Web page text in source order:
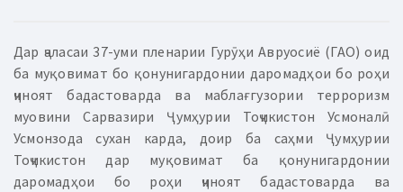
Дар ҷаласаи 37-уми пленарии Гурӯҳи Авруосиё (ГАО) оид
ба муқовимат бо қонунигардонии даромадҳои бо роҳи
ҷиноят бадастоварда ва маблағгузории терроризм
муовини Сарвазири Ҷумҳурии Тоҷикистон Усмоналӣ
Усмонзода сухан карда, доир ба саҳми Ҷумҳурии
Тоҷикистон дар муқовимат ба қонунигардонии
даромадҳои бо роҳи ҷиноят бадастоварда ва